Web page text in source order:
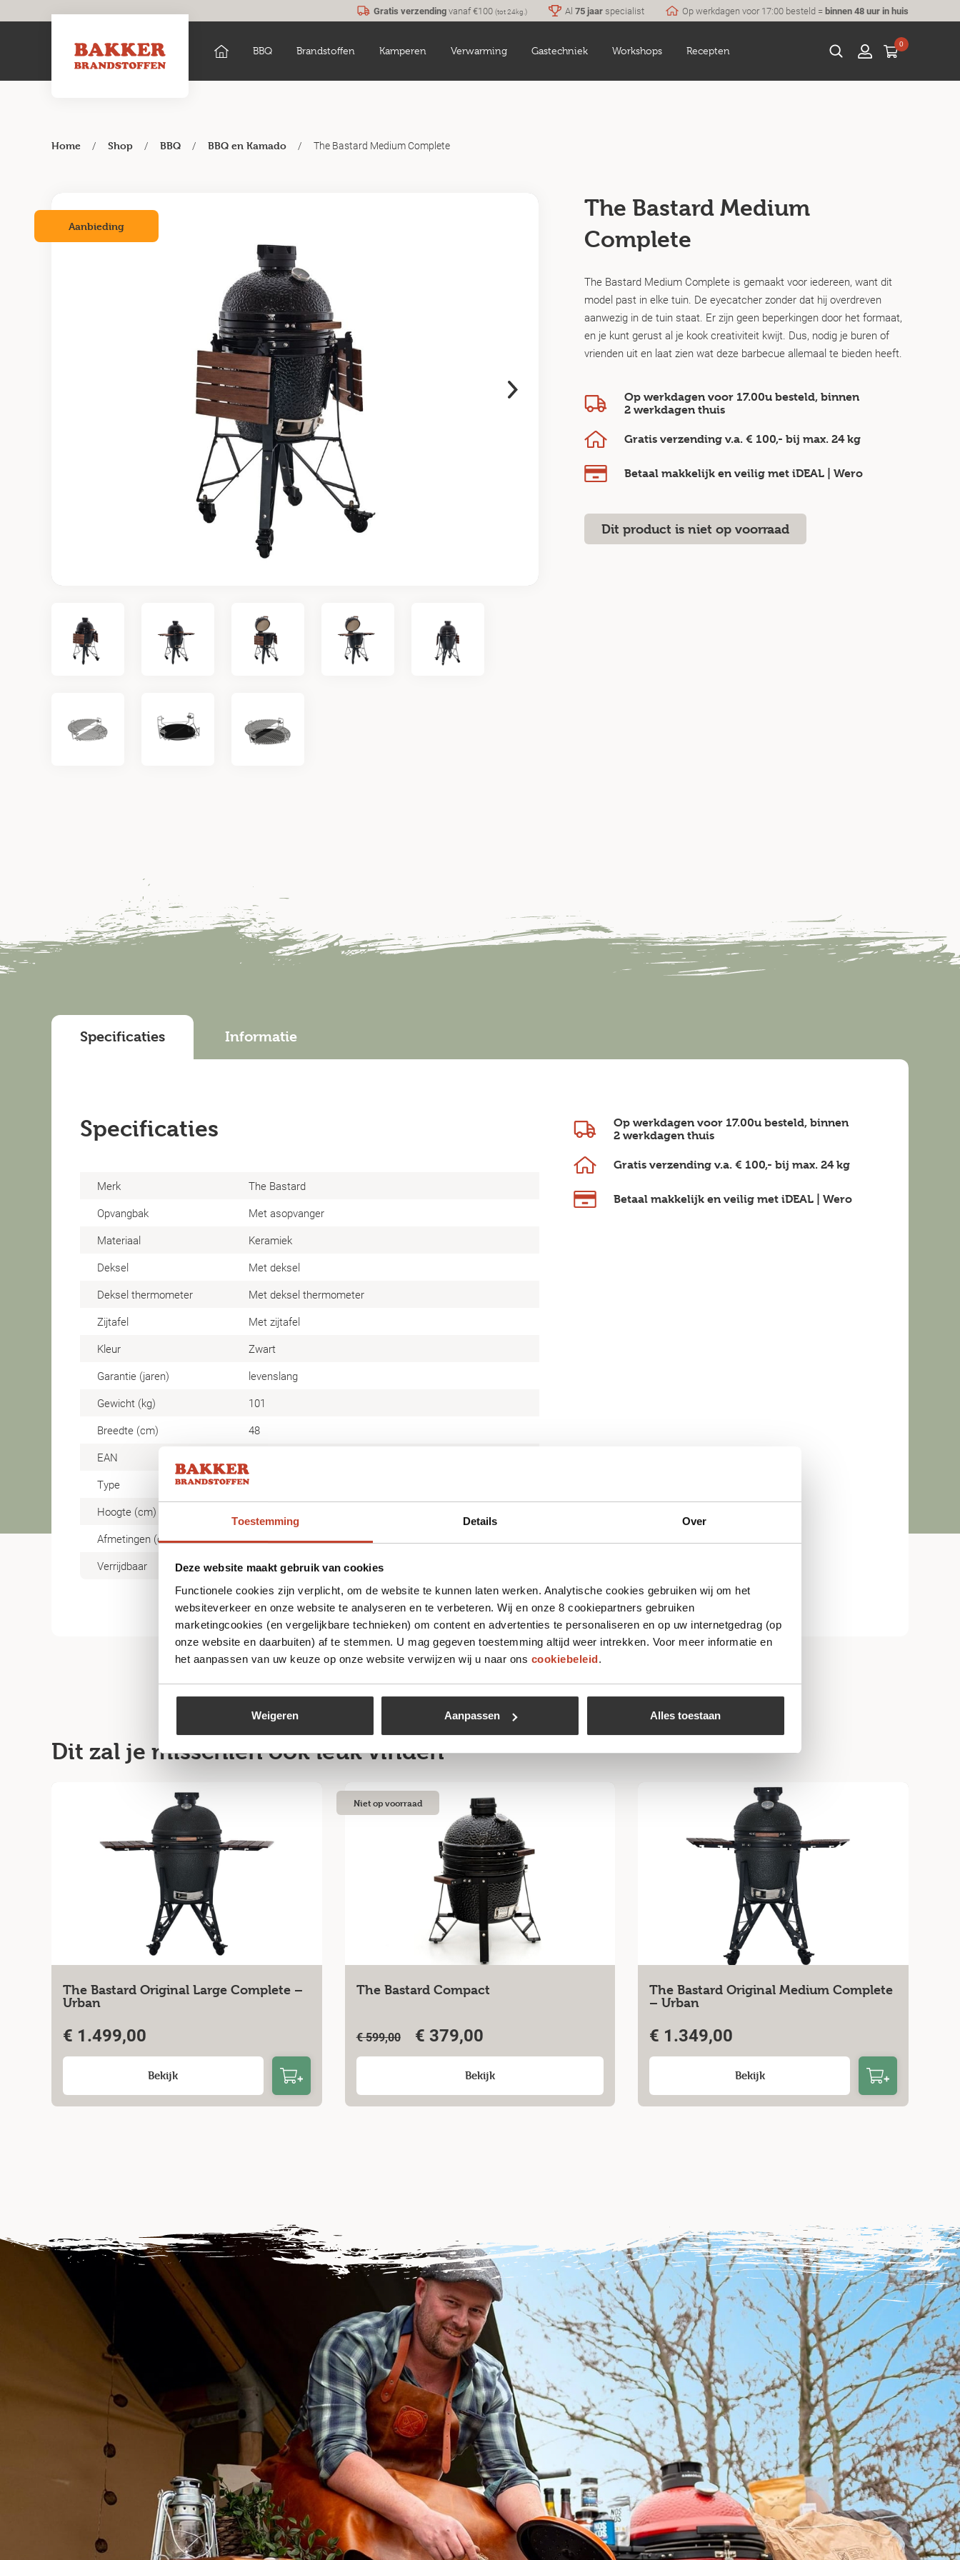
Toestemming Details Over
Deze website maakt gebruik van cookies
Functionele cookies zijn verplicht, om de website te kunnen laten werken. Analytische cookies gebruiken wij om het
websiteverkeer en onze website te analyseren en te verbeteren. Wij en onze 8 cookiepartners gebruiken
marketingcookies (en vergelijkbare technieken) om content en advertenties te personaliseren en op uw internetgedrag (op
onze website en daarbuiten) af te stemmen. U mag gegeven toestemming altijd weer intrekken. Voor meer informatie en
het aanpassen van uw keuze op onze website verwijzen wij u naar ons cookiebeleid.
Weigeren Aanpassen Alles toestaan
Gratis verzendingvanaf €100 (tot 24kg.) Al 75 jaarspecialist Op werkdagen voor 17:00 besteld =binnen 48 uur in huis
BBQ Brandstoffen Kamperen Verwarming Gastechniek Workshops Recepten
0
Home / Shop / BBQ / BBQ en Kamado / The Bastard Medium Complete
Aanbieding
The Bastard Medium
Complete
The Bastard Medium Complete is gemaakt voor iedereen, want dit
model past in elke tuin. De eyecatcher zonder dat hij overdreven
aanwezig in de tuin staat. Er zijn geen beperkingen door het formaat,
en je kunt gerust al je kook creativiteit kwijt. Dus, nodig je buren of
vrienden uit en laat zien wat deze barbecue allemaal te bieden heeft.
Op werkdagen voor 17.00u besteld, binnen
2 werkdagenthuis
Gratis verzending v.a. € 100,- bij max. 24 kg
Betaal makkelijk en veilig met iDEAL | Wero
Dit product is niet op voorraad
Specificaties Informatie
Specificaties
Merk
The Bastard
Opvangbak
Met asopvanger
Materiaal
Keramiek
Deksel
Met deksel
Deksel thermometer
Met deksel thermometer
Zijtafel
Met zijtafel
Kleur
Zwart
Garantie (jaren)
levenslang
Gewicht (kg)
101
Breedte (cm)
48
EAN
Type
kamado
Hoogte (cm)
Afmetingen (cm)
48 x 114
Verrijdbaar
Verrijdbaar
Op werkdagen voor 17.00u besteld, binnen
2 werkdagen thuis
Gratis verzending v.a.€ 100,- bij max.24 kg
Betaal makkelijk en veiligmet iDEAL | Wero
Dit zal je misschien ook leuk vinden
The Bastard Original Large Complete –
Urban
€ 1.499,00
Bekijk
The Bastard Compact
€599,00 € 379,00
Bekijk
Niet op voorraad
The Bastard Original Medium Complete
– Urban
€ 1.349,00
Bekijk